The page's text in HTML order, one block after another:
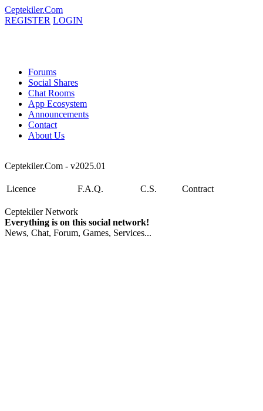
Ceptekiler.Com
REGISTER LOGIN
Forums
Social Shares
Chat Rooms
App Ecosystem
Announcements
Contact
About Us
Ceptekiler.Com - v2025.01
Licence F.A.Q. C.S. Contract
Ceptekiler Network
Everything is on this social network!
News, Chat, Forum, Games, Services...